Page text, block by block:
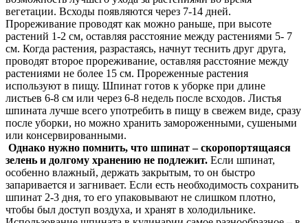
вегетации. Всходы появляются через 7-14 дней.
Прореживание проводят как можно раньше, при высоте
растений 1-2 см, оставляя расстояние между растениями 5- 7
см. Когда растения, разрастаясь, начнут теснить друг друга,
проводят второе прореживание, оставляя расстояние между
растениями не более 15 см. Прореженные растения
используют в пищу. Шпинат готов к уборке при длине
листьев 6-8 см или через 6-8 недель после всходов. Листья
шпината лучше всего употребить в пищу в свежем виде, сразу
после уборки, но можно хранить замороженными, сушеными
или консервированными.
Однако нужно помнить, что шпинат – скоропортящаяся
зелень и долгому хранению не подлежит. Если шпинат,
особенно влажный, держать закрытым, то он быстро
запаривается и загнивает. Если есть необходимость сохранить
шпинат 2-3 дня, то его упаковывают не слишком плотно,
чтобы был доступ воздуха, и хранят в холодильнике.